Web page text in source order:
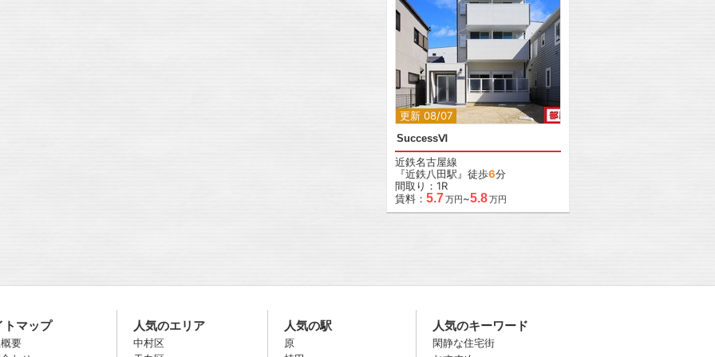
更新 08/07
SuccessⅥ
近鉄名古屋線
『近鉄八田駅』徒歩6分
間取り：1R
賃料： 5.7万円~5.8万円
トマップ
要
人気のエリア
中村区
人気の駅
原
人気のキーワード
閑静な住宅街